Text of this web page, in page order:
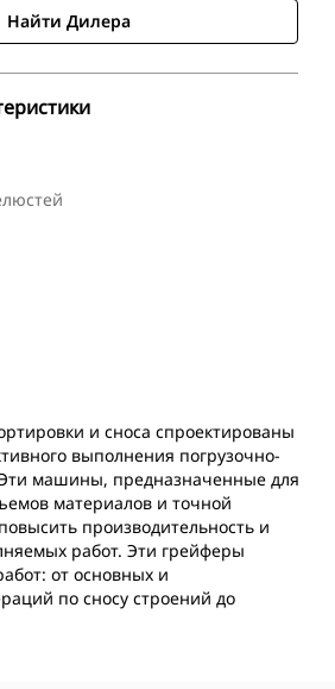
Найти Дилера
и сноса спроектированы
выполнения погрузочно-
Эти машины, предназначенные для
материалов и точной
производительность и
работ. Эти грейферы
от основных и
по сносу строений до